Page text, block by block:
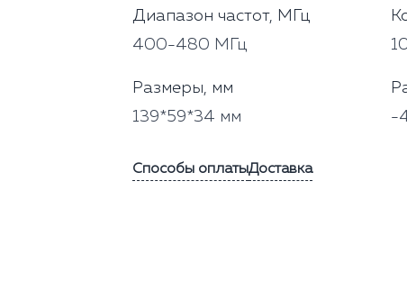
Диапазон частот, МГц
400-480 МГц
Размеры, мм
139*59*34 мм
-
Способы оплатыДоставка